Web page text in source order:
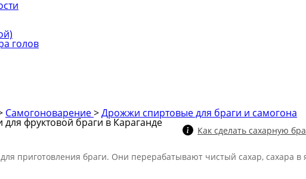
голов
Самогоноварение>Дрожжи спиртовые для браги и самогона
фруктовой браги в Караганде
Как сделать сахарную
приготовления браги. Они перерабатывают чистый сахар, сахара в